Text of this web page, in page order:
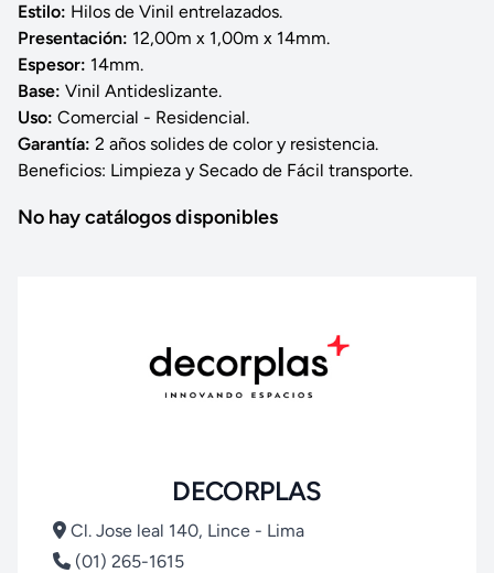
Estilo: Hilos de Vinil entrelazados.
Presentación: 12,00m x 1,00m x 14mm.
Espesor: 14mm.
Base: Vinil Antideslizante.
Uso: Comercial - Residencial.
Garantía: 2 años solides de color y resistencia.
Beneficios: Limpieza y Secado de Fácil transporte.
No hay catálogos disponibles
DECORPLAS
Cl. Jose leal 140, Lince - Lima
(01) 265-1615